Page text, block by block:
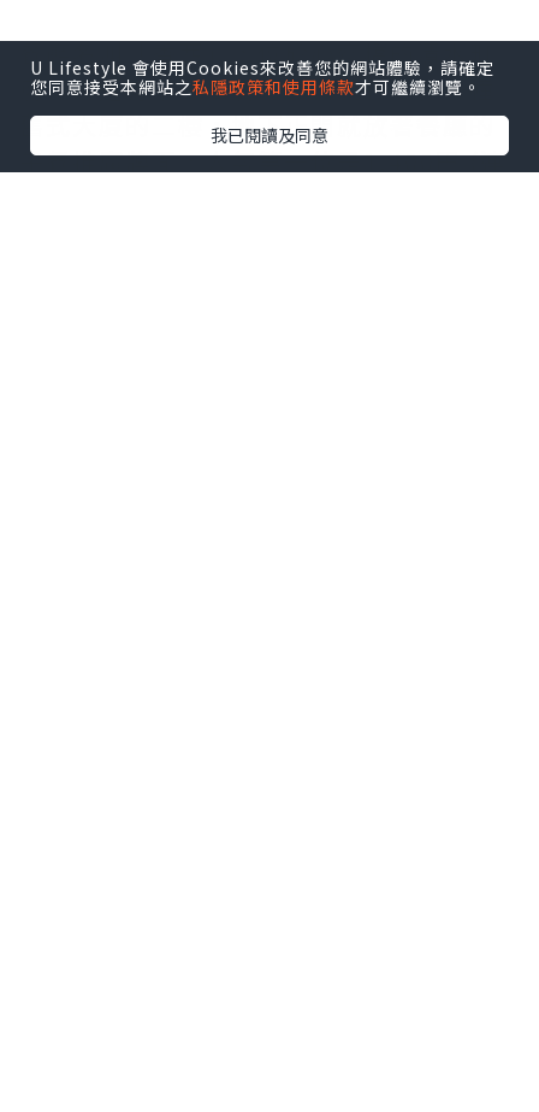
餐廳名叫「香西」，位於心齋橋的清水町
筋，附近有不少酒店。鐵板燒餐廳在一幢
舊式大廈的二樓，地下正門就放著餐廳的
午餐推廣牌面，人氣第一位是1,400円 (連
U Lifestyle 會使用Cookies來改善您的網站體驗，請確定
您同意接受本網站之私隱政策和使用條款才可繼續瀏覽。
我已閱讀及同意